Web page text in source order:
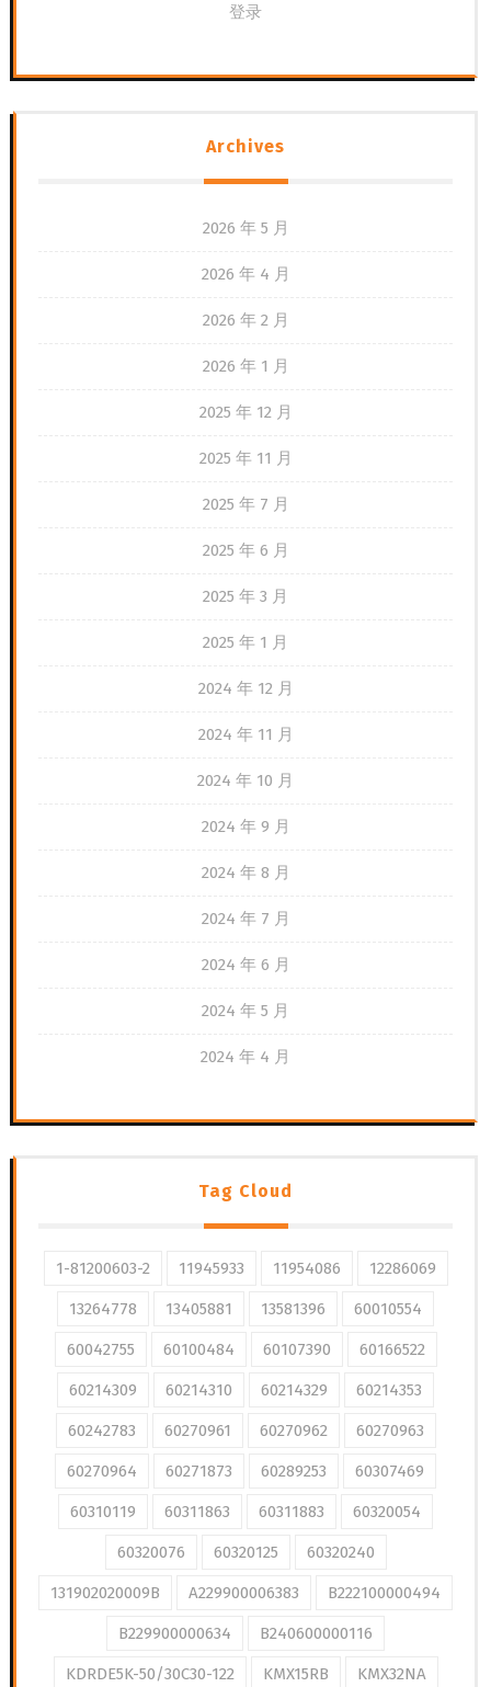
登录
Archives
2026 年 5 月
2026 年 4 月
2026 年 2 月
2026 年 1 月
2025 年 12 月
2025 年 11 月
2025 年 7 月
2025 年 6 月
2025 年 3 月
2025 年 1 月
2024 年 12 月
2024 年 11 月
2024 年 10 月
2024 年 9 月
2024 年 8 月
2024 年 7 月
2024 年 6 月
2024 年 5 月
2024 年 4 月
Tag Cloud
1-81200603-2 11945933 11954086 12286069
13264778 13405881 13581396 60010554
60042755 60100484 60107390 60166522
60214309 60214310 60214329 60214353
60242783 60270961 60270962 60270963
60270964 60271873 60289253 60307469
60310119 60311863 60311883 60320054
60320076 60320125 60320240
131902020009B A229900006383 B222100000494
B229900000634 B240600000116
KDRDE5K-50/30C30-122 KMX15RB KMX32NA